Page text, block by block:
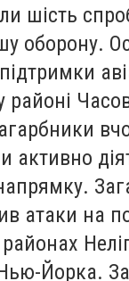
шість
оборону.
районі
активно
атаки на
Йорка.